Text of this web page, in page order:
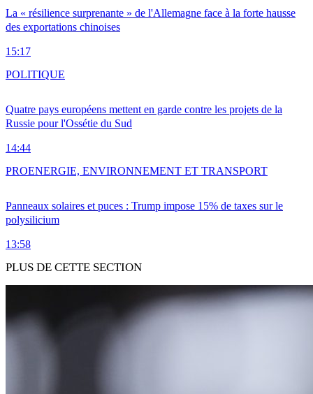
La « résilience surprenante » de l'Allemagne face à la forte hausse
des exportations chinoises
15:17
Quatre pays européens mettent en garde contre les projets de la
Russie pour l'Ossétie du Sud
14:44
POLITIQUE
Panneaux solaires et puces : Trump impose 15% de taxes sur le
polysilicium
13:58
PROENERGIE, ENVIRONNEMENT ET TRANSPORT
PLUS DE CETTE SECTION